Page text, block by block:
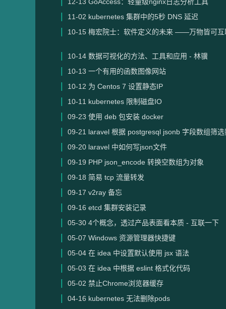
11-02 kubernetes 集群中的5秒 DNS 延迟
10-15 梅宏院士：软件定义的未来 ——万物皆可互
10-14 数据可视化的方法、工具和应用 - 林骥
10-13 一个有用的函数图像网站
10-12 为 Centos 7 设置静态IP
10-11 kubernetes 限制磁盘IO
09-23 使用 deb 包安装 docker
09-21 laravel 根据 postgresql jsonb 字段数组筛选
09-20 laravel 中如何写json文件
09-19 PHP json_encode 转换空数组为对象
09-18 简易 tcp 流量转发
09-17 v2ray 备忘
09-16 etcd 集群安装记录
05-30 4个概念，透过产品表面看本质 - 互联一下
05-07 Windows 资源管理器快捷键
05-04 在 idea 中设置默认使用 jsx 语法
05-03 在 idea 中根据 eslint 格式化代码
05-02 禁止Chrome浏览器缓存
04-16 kubernetes 无法删除pods